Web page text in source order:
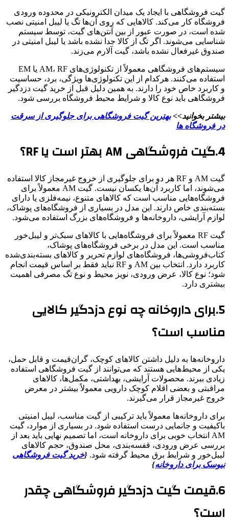
گیت فروشگاهی با ایجاد یک میدان الکترونیکی در محدوده ورودی
فروشگاه کار می‌کند. کالاهایی که روی آن‌ها تگ یا لیبل امنیتی نصب
شده است، در صورت عبور از بین آنتن‌های گیت، توسط سیستم
شناسایی می‌شوند. اگر تگ از کالا جدا نشده باشد یا لیبل امنیتی در
صندوق غیرفعال نشده باشد، گیت آلارم می‌زند.
سیستم‌های فروشگاهی معمولاً از تکنولوژی‌های AM، RF یا EM
استفاده می‌کنند. هرکدام از این تکنولوژی‌ها ویژگی، برد، حساسیت
و کاربرد خاص خود را دارند. به همین دلیل قبل از خرید گیت دزدگیر
فروشگاهی باید نوع کالا و شرایط محیط فروشگاه بررسی شود.
بیشتر بخوانید>>بهترین گیت فروشگاهی برای جلوگیری از سرقت
در فروشگاه ها
4.گیت فروشگاهی AM بهتر است یا RF؟
گیت AM و RF هر دو برای جلوگیری از خروج غیرمجاز کالا استفاده
می‌شوند، اما کاربرد آن‌ها یکسان نیست. گیت AM معمولاً برای
فروشگاه‌هایی مناسب است که کالاهای متنوع، نیمه‌فلزی یا دارای
بسته‌بندی خاص دارند. این مدل در بسیاری از فروشگاه‌های پوشاک،
لوازم آرایشی، داروخانه‌ها و فروشگاه‌های بزرگ استفاده می‌شود.
گیت RF معمولاً برای فروشگاه‌هایی با کالاهای سبک‌تر و لیبل‌خور
مناسب است. این مدل در برخی فروشگاه‌های پوشاک،
کتاب‌فروشی‌ها، فروشگاه‌های لوازم تحریر و کالاهای بسته‌بندی‌شده
کاربرد دارد. انتخاب بین AM و RF نباید فقط بر اساس قیمت انجام
شود؛ نوع کالا، عرض ورودی، نویز محیط و نوع تگ مصرفی اهمیت
بیشتری دارد.
5.برای داروخانه چه نوع دزدگیر کالایی
مناسب است؟
داروخانه‌ها به دلیل داشتن کالاهای کوچک، گران‌قیمت و قابل حمل،
یکی از محیط‌هایی هستند که می‌توانند از گیت فروشگاهی استفاده
زیادی ببرند. محصولات آرایشی، بهداشتی، مکمل‌ها، کالاهای
مراقبتی و بعضی اقلام کوچک دارویی معمولاً بیشتر در معرض
خروج غیرمجاز قرار می‌گیرند.
برای داروخانه‌ها معمولاً باید ترکیبی از گیت مناسب، لیبل امنیتی
باکیفیت و جانمایی درست استفاده شود. در بسیاری از موارد، گیت
AM انتخاب خوبی برای داروخانه است، اما تصمیم نهایی باید بعد از
بررسی عرض ورودی، قفسه‌بندی، محل صندوق، حجم کالاهای
لیبل‌خور و شرایط برق محیط گرفته شود. {خرید گیت فروشگاهی
نیوسک برای داروخانه}
6.قیمت گیت دزدگیر فروشگاهی چقدر
است؟